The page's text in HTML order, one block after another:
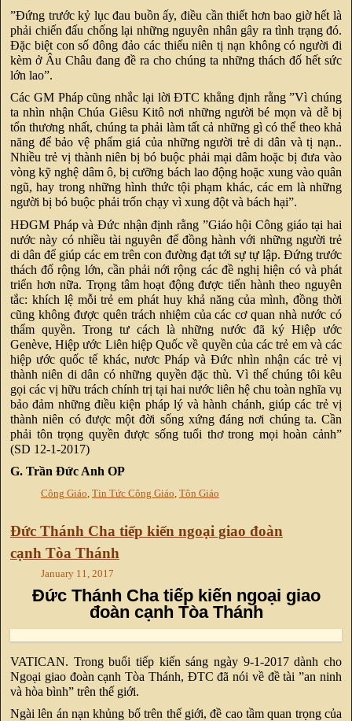
”Đứng trước kỷ lục đau buồn ấy, điều cần thiết hơn bao giờ hết là
phải chiến đấu chống lại những nguyên nhân gây ra tình trạng đó.
Đặc biệt con số đông đảo các thiếu niên tị nạn không có người đi
kèm ở Âu Châu đang đề ra cho chúng ta những thách đố hết sức
lớn lao”.
Các GM Pháp cũng nhắc lại lời ĐTC khẳng định rằng ”Vì chúng
ta nhìn nhận Chúa Giêsu Kitô nơi những người bé mọn và dễ bị
tổn thương nhất, chúng ta phải làm tất cả những gì có thể theo khả
năng để bảo vệ phẩm giá của những người trẻ di dân và tị nạn..
Nhiều trẻ vị thành niên bị bó buộc phải mại dâm hoặc bị đưa vào
vòng kỹ nghệ dâm ô, bị cưỡng bách lao động hoặc xung vào quân
ngũ, hay trong những hình thức tội phạm khác, các em là những
người bị bó buộc phải trốn chạy vì xung đột và bách hại”.
HĐGM Pháp và Đức nhận định rằng ”Giáo hội Công giáo tại hai
nước này có nhiều tài nguyên để đồng hành với những người trẻ
di dân để giúp các em trên con đường đạt tới sự tự lập. Đứng trước
thách đố rộng lớn, cần phải nới rộng các đề nghị hiện có và phát
triển hơn nữa. Trọng tâm hoạt động được tiến hành theo nguyên
tắc: khích lệ mỗi trẻ em phát huy khả năng của mình, đồng thời
cũng không được quên trách nhiệm của các cơ quan nhà nước có
thẩm quyền. Trong tư cách là những nước đã ký Hiệp ước
Genève, Hiệp ước Liên hiệp Quốc về quyền của các trẻ em và các
hiệp ước quốc tế khác, nươc Pháp và Đức nhìn nhận các trẻ vị
thành niên di dân có những quyền đặc thù. Vì thế chúng tôi kêu
gọi các vị hữu trách chính trị tại hai nước liên hệ chu toàn nghĩa vụ
bảo đảm những điều kiện pháp lý và hành chánh, giúp các trẻ vị
thành niên có được một đời sống xứng đáng nơi chúng ta. Cần
phải tôn trọng quyền được sống tuổi thơ trong mọi hoàn cảnh”
(SD 12-1-2017)
G. Trần Đức Anh OP
Công Giáo Tin Tức Công Giáo Tôn Giáo
Đức Thánh Cha tiếp kiến ngoại giao đoàn
cạnh Tòa Thánh
January 11, 2017
Đức Thánh Cha tiếp kiến ngoại giao
đoàn cạnh Tòa Thánh
VATICAN. Trong buổi tiếp kiến sáng ngày 9-1-2017 dành cho
Ngoại giao đoàn cạnh Tòa Thánh, ĐTC đã nói về đề tài ”an ninh
và hòa bình” trên thế giới.
Ngài lên án nạn khủng bố trên thế giới, đề cao tầm quan trọng của